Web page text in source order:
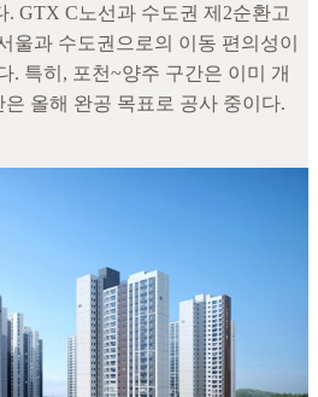
. GTX C노선과 수도권 제2순환고
울과 수도권으로의 이동 편의성이
. 특히, 포천~양주 구간은 이미 개
올해 완공 목표로 공사 중이다.